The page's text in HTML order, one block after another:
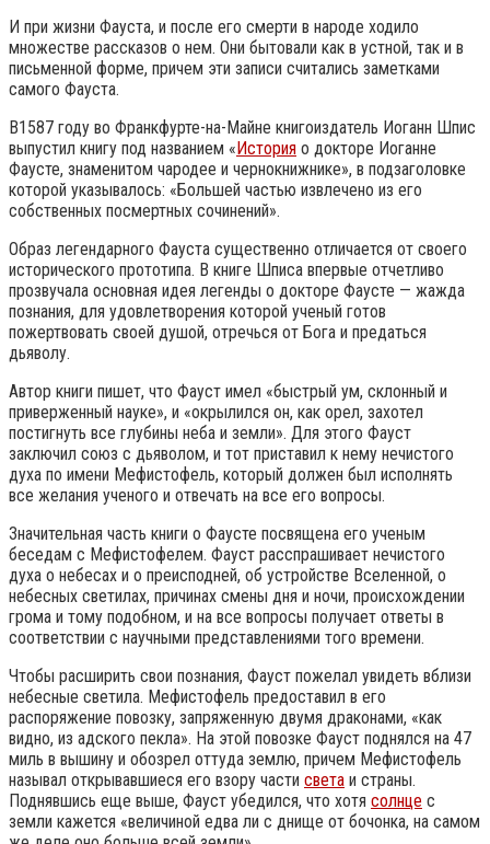
И при жизни Фауста, и после его смерти в народе ходило
множестве рассказов о нем. Они бытовали как в устной, так и в
письменной форме, причем эти записи считались заметками
самого Фауста.
В1587 году во Франкфурте-на-Майне книгоиздатель Иоганн Шпис
выпустил книгу под названием «История о докторе Иоганне
Фаусте, знаменитом чародее и чернокнижнике», в подзаголовке
которой указывалось: «Большей частью извлечено из его
собственных посмертных сочинений».
Образ легендарного Фауста существенно отличается от своего
исторического прототипа. В книге Шписа впервые отчетливо
прозвучала основная идея легенды о докторе Фаусте — жажда
познания, для удовлетворения которой ученый готов
пожертвовать своей душой, отречься от Бога и предаться
дьяволу.
Автор книги пишет, что Фауст имел «быстрый ум, склонный и
приверженный науке», и «окрылился он, как орел, захотел
постигнуть все глубины неба и земли». Для этого Фауст
заключил союз с дьяволом, и тот приставил к нему нечистого
духа по имени Мефистофель, который должен был исполнять
все желания ученого и отвечать на все его вопросы.
Значительная часть книги о Фаусте посвящена его ученым
беседам с Мефистофелем. Фауст расспрашивает нечистого
духа о небесах и о преисподней, об устройстве Вселенной, о
небесных светилах, причинах смены дня и ночи, происхождении
грома и тому подобном, и на все вопросы получает ответы в
соответствии с научными представлениями того времени.
Чтобы расширить свои познания, Фауст пожелал увидеть вблизи
небесные светила. Мефистофель предоставил в его
распоряжение повозку, запряженную двумя драконами, «как
видно, из адского пекла». На этой повозке Фауст поднялся на 47
миль в вышину и обозрел оттуда землю, причем Мефистофель
называл открывавшиеся его взору части света и страны.
Поднявшись еще выше, Фауст убедился, что хотя солнце с
земли кажется «величиной едва ли с днище от бочонка, на самом